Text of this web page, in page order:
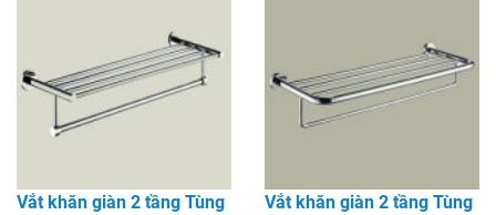
Vắt khăn giàn 2 tầng Tùng
Vắt khăn giàn 2 tầng Tùng